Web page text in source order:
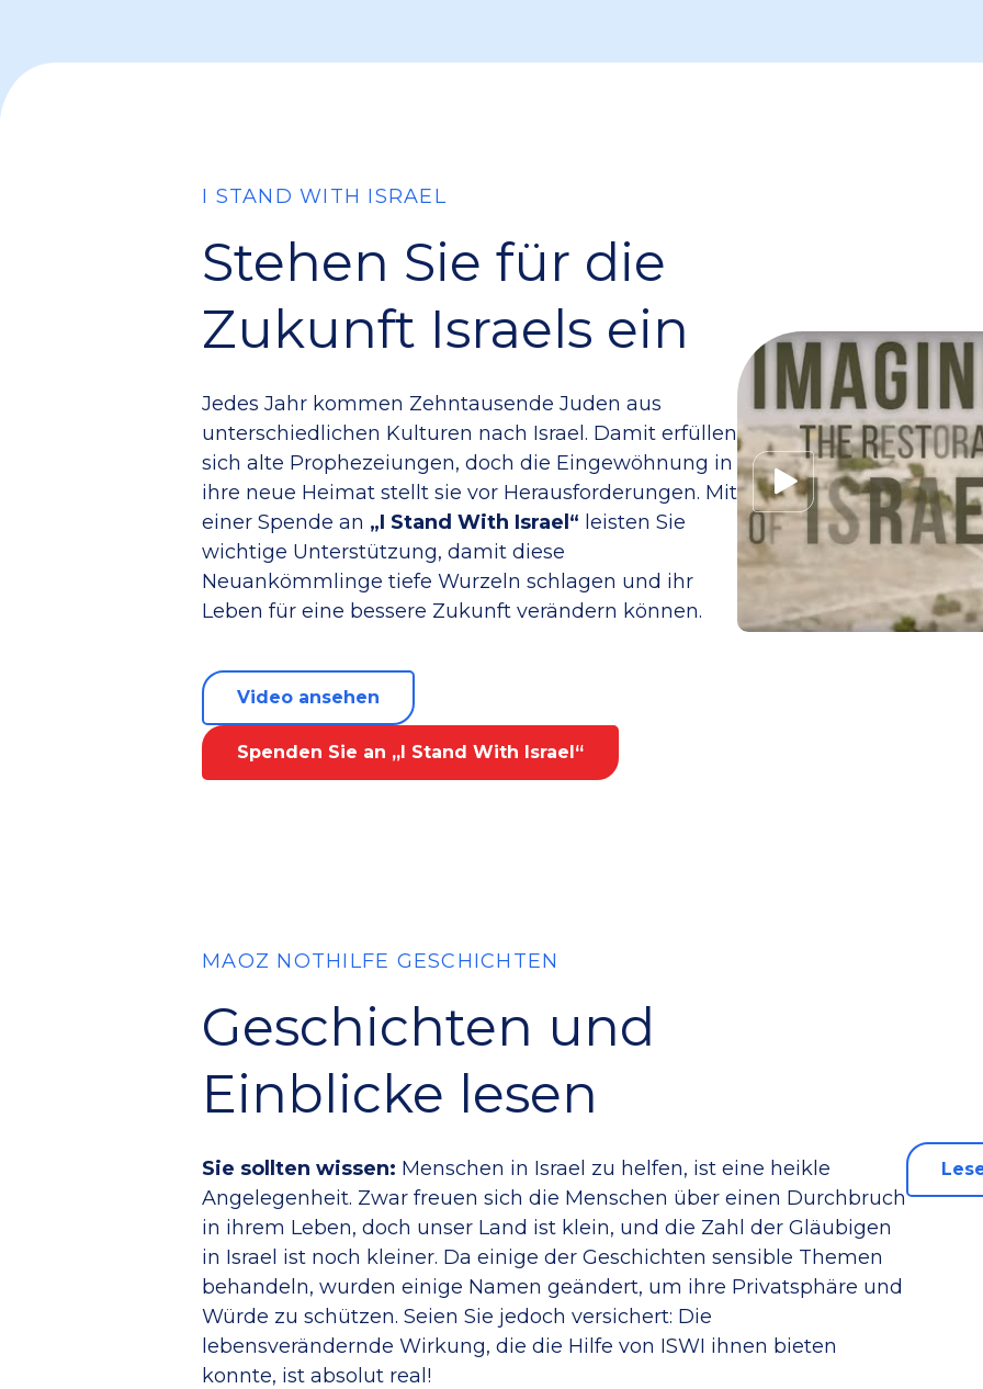
I STAND WITH ISRAEL
Stehen Sie für die
Zukunft Israels ein
Jedes Jahr kommen Zehntausende Juden aus
unterschiedlichen Kulturen nach Israel. Damit erfüllen
sich alte Prophezeiungen, doch die Eingewöhnung in
ihre neue Heimat stellt sie vor Herausforderungen. Mit
einer Spende an „I Stand With Israel“ leisten Sie
wichtige Unterstützung, damit diese
Neuankömmlinge tiefe Wurzeln schlagen und ihr
Leben für eine bessere Zukunft verändern können.
Video ansehen
Spenden Sie an „I Stand With Israel“
MAOZ NOTHILFE GESCHICHTEN
Geschichten und
Einblicke lesen
Sie sollten wissen: Menschen in Israel zu helfen, ist eine heikle
Angelegenheit. Zwar freuen sich die Menschen über einen Durchbruch
in ihrem Leben, doch unser Land ist klein, und die Zahl der Gläubigen
in Israel ist noch kleiner. Da einige der Geschichten sensible Themen
behandeln, wurden einige Namen geändert, um ihre Privatsphäre und
Würde zu schützen. Seien Sie jedoch versichert: Die
lebensverändernde Wirkung, die die Hilfe von ISWI ihnen bieten
konnte, ist absolut real!